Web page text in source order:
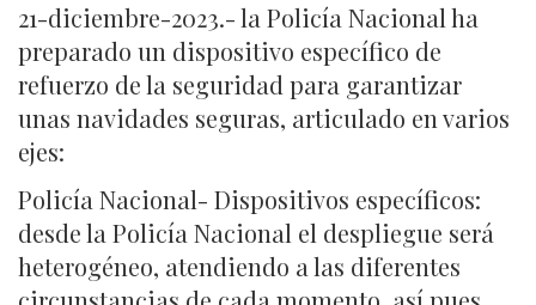
21-diciembre-2023.- la Policía Nacional ha
preparado un dispositivo específico de
refuerzo de la seguridad para garantizar
unas navidades seguras, articulado en varios
ejes:
Policía Nacional- Dispositivos específicos:
desde la Policía Nacional el despliegue será
heterogéneo, atendiendo a las diferentes